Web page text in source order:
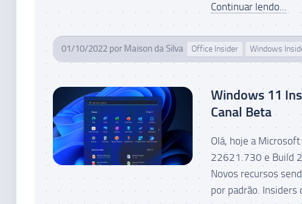
Continuar lendo...
01/10/2022 por Maison da Silva Office Insider Windows
Windows 11
Canal Beta
Olá, hoje a
22621.730 e Build
Novos recursos
por padrão. Insiders